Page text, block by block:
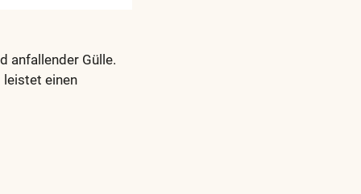
anfallender Gülle.
leistet einen